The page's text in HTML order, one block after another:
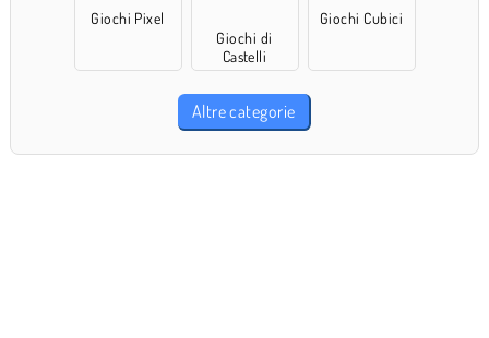
Giochi Pixel
Giochi di
Castelli
Giochi Cubici
Altre categorie